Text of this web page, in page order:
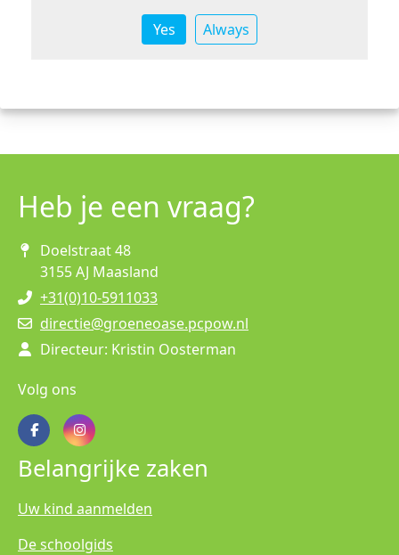
Yes Always
Heb je een vraag?
Doelstraat 48
3155 AJ Maasland
+31(0)10-5911033
directie@groeneoase.pcpow.nl
Directeur: Kristin Oosterman
Volg ons
Belangrijke zaken
Uw kind aanmelden
De schoolgids